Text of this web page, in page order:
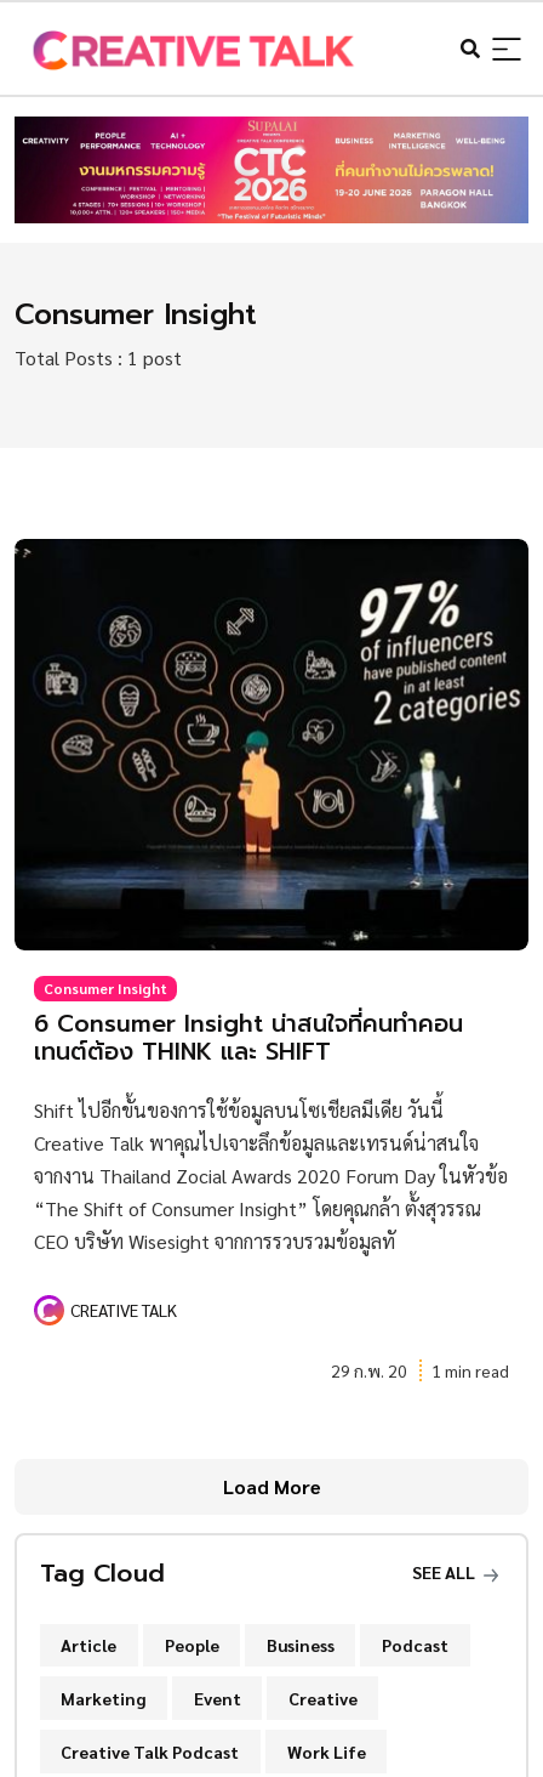
Consumer Insight
Total Posts : 1 post
Consumer Insight
6 Consumer Insight น่าสนใจที่คนทำคอน
เทนต์ต้อง THINK และ SHIFT
Shift ไปอีกขั้นของการใช้ข้อมูลบนโซเชียลมีเดีย วันนี้
Creative Talk พาคุณไปเจาะลึกข้อมูลและเทรนด์น่าสนใจ
จากงาน Thailand Zocial Awards 2020 Forum Day ในหัวข้อ
“The Shift of Consumer Insight” โดยคุณกล้า ตั้งสุวรรณ
CEO บริษัท Wisesight จากการรวบรวมข้อมูลทั
CREATIVE TALK
29 ก.พ. 20 1 min read
Load More
Tag Cloud SEE ALL
Article People Business Podcast
Marketing Event Creative
Creative Talk Podcast Work Life